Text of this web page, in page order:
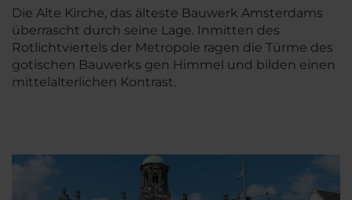
Die Alte Kirche, das älteste Bauwerk Amsterdams
überrascht durch seine Lage. Inmitten des
Rotlichtviertels der Metropole ragen die Türme des
gotischen Bauwerks gen Himmel und bilden einen
mittelalterlichen Kontrast.